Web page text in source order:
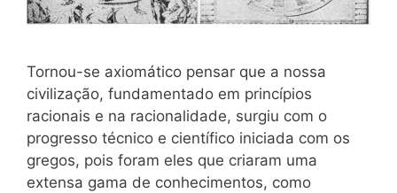
Tornou-se axiomático pensar que a nossa
civilização, fundamentado em princípios
racionais e na racionalidade, surgiu com o
progresso técnico e científico iniciada com os
gregos, pois foram eles que criaram uma
extensa gama de conhecimentos, como